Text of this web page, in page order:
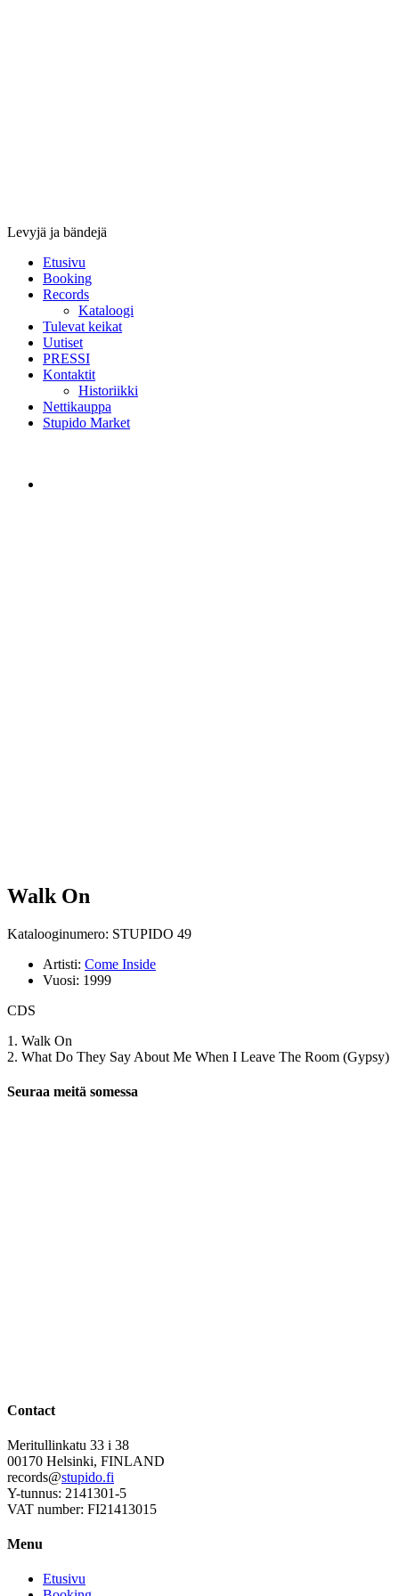
Levyjä ja bändejä
Etusivu
Booking
Records
Kataloogi
Tulevat keikat
Uutiset
PRESSI
Kontaktit
Historiikki
Nettikauppa
Stupido Market
Walk On
Katalooginumero: STUPIDO 49
Artisti: Come Inside
Vuosi: 1999
CDS
1. Walk On
2. What Do They Say About Me When I Leave The Room (Gypsy)
Seuraa meitä somessa
Contact
Meritullinkatu 33 i 38
00170 Helsinki, FINLAND
records@stupido.fi
Y-tunnus: 2141301-5
VAT number: FI21413015
Menu
Etusivu